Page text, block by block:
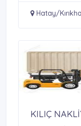
Hatay/
KILIÇ